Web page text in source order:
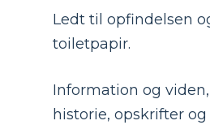
Ledt til opfindelsen
toiletpapir.
Information og
historie, opskrifter